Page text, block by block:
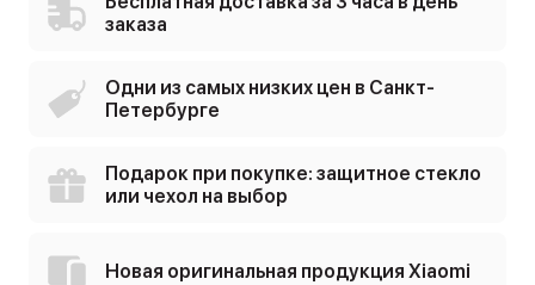
заказа
Одни из самых низких цен в Санкт-
Петербурге
Подарок при покупке: защитное стекло
или чехол на выбор
Новая оригинальная продукция Xiaomi